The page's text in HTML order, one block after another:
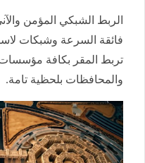
الربط الشبكي المؤمن
فائقة السرعة وشبكات
تربط المقر بكافة مؤسسات
والمحافظات بلحظية تامة.